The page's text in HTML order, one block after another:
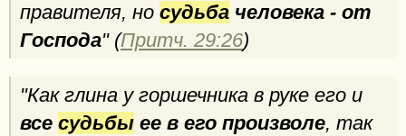
правителя, но судьба человека - от
Господа" (Притч. 29:26)
"Как глина у горшечника в руке его и
все судьбы ее в его произволе, так